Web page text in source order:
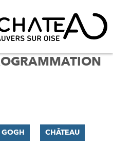
CHÂTEAU